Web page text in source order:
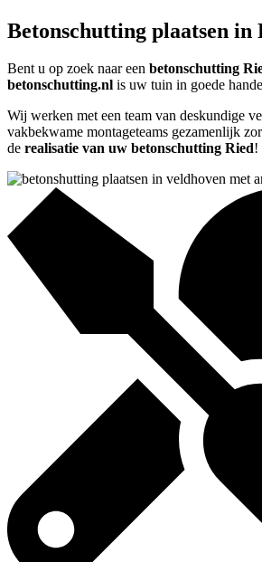
Betonschutting plaatsen in
Bent u op zoek naar een betonschutting
betonschutting.nl is uw tuin in goede
Wij werken met een team van deskundige
vakbekwame montageteams gezamenlijk
de realisatie van uw betonschutting Ried!